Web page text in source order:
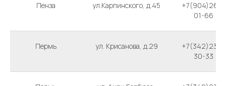
Пенза ул.Карпинского, д.45
+7(904)264-
01-66
Пермь ул. Крисанова, д.29
+7(342)236-
30-33